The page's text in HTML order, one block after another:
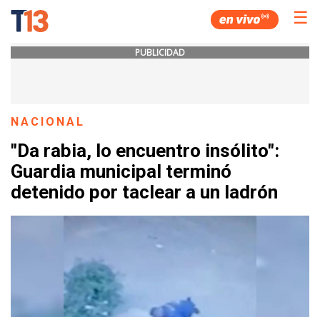
☰
PUBLICIDAD
NACIONAL
"Da rabia, lo encuentro insólito":
Guardia municipal terminó
detenido por taclear a un ladrón